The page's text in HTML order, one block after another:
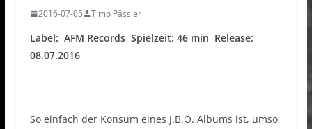
2016-07-05 Timo Pässler
Label: AFM Records Spielzeit: 46 min Release:
08.07.2016
So einfach der Konsum eines J.B.O. Albums ist, umso